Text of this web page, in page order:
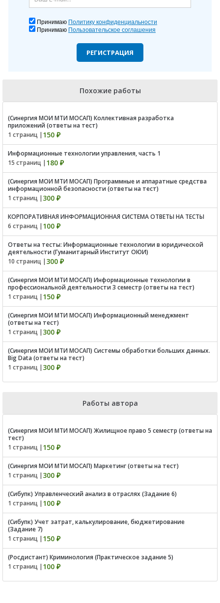
Принимаю Политику конфиденциальности
Принимаю Пользовательское соглашения
РЕГИСТРАЦИЯ
Похожие работы
(Синергия МОИ МТИ МОСАП) Коллективная разработка
приложений (ответы на тест)
1 страниц | 150 ₽
Информационные технологии управления, часть 1
15 страниц | 180 ₽
(Синергия МОИ МТИ МОСАП) Программные и аппаратные средства
информационной безопасности (ответы на тест)
1 страниц | 300 ₽
КОРПОРАТИВНАЯ ИНФОРМАЦИОННАЯ СИСТЕМА ОТВЕТЫ НА ТЕСТЫ
6 страниц | 100 ₽
Ответы на тесты: Информационные технологии в юридической
деятельности (Гуманитарный Институт ОЮИ)
10 страниц | 300 ₽
(Синергия МОИ МТИ МОСАП) Информационные технологии в
профессиональной деятельности 3 семестр (ответы на тест)
1 страниц | 150 ₽
(Синергия МОИ МТИ МОСАП) Информационный менеджмент
(ответы на тест)
1 страниц | 300 ₽
(Синергия МОИ МТИ МОСАП) Системы обработки больших данных.
Big Data (ответы на тест)
1 страниц | 300 ₽
Работы автора
(Синергия МОИ МТИ МОСАП) Жилищное право 5 семестр (ответы на
тест)
1 страниц | 150 ₽
(Синергия МОИ МТИ МОСАП) Маркетинг (ответы на тест)
1 страниц | 300 ₽
(Сибупк) Управленческий анализ в отраслях (Задание 6)
1 страниц | 100 ₽
(Сибупк) Учет затрат, калькулирование, бюджетирование
(Задание 7)
1 страниц | 150 ₽
(Росдистант) Криминология (Практическое задание 5)
1 страниц | 100 ₽